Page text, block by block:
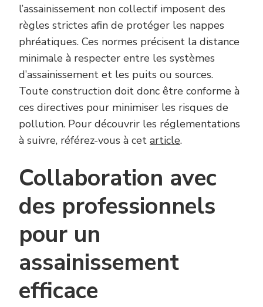
l’assainissement non collectif imposent des
règles strictes afin de protéger les nappes
phréatiques. Ces normes précisent la distance
minimale à respecter entre les systèmes
d’assainissement et les puits ou sources.
Toute construction doit donc être conforme à
ces directives pour minimiser les risques de
pollution. Pour découvrir les réglementations
à suivre, référez-vous à cet article.
Collaboration avec
des professionnels
pour un
assainissement
efficace